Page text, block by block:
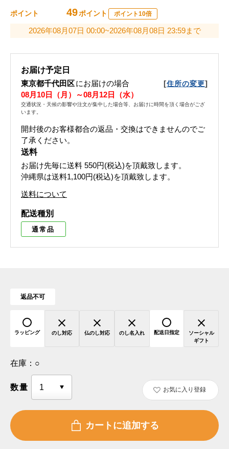
ポイント 49ポイント ポイント10倍
2026年08月07日 00:00~2026年08月08日 23:59まで
お届け予定日
東京都千代田区にお届けの場合 [住所の変更]
08月10日（月）～08月12日（水）
交通状況・天候の影響や注文が集中した場合等、お届けに時間を頂く場合がござ
います。
開封後のお客様都合の返品・交換はできませんのでご
了承ください。
送料
お届け先毎に送料 550円(税込)を頂戴致します。
沖縄県は送料1,100円(税込)を頂戴致します。
送料について
配送種別
通常品
返品不可
ラッピング のし対応 仏のし対応 のし名入れ 配送日指定
ソーシャル
ギフト
在庫： ○
数量 お気に入り登録